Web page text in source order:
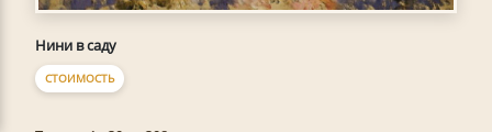
Нини в саду
СТОИМОСТЬ